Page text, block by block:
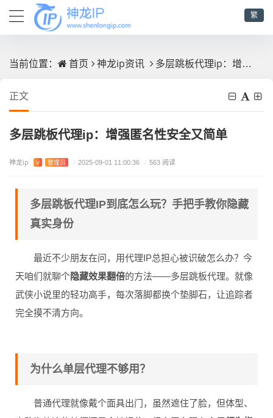
繁
当前位置： 首页 神龙ip资讯 多层跳板代理ip：增强匿名性安全又简单
正文
多层跳板代理ip：增强匿名性安全又简单
神龙ip V 管理员 / 2025-09-01 11:00:36 / 563 阅读
多层跳板代理IP到底怎么玩？手把手教你隐藏
真实身份
最近不少朋友在问，用代理IP总担心被识破怎么办？今
天咱们就聊个隐藏效果翻倍的方法——多层跳板代理。就像
武侠小说里的轻功高手，每次落脚都换个垫脚石，让追踪者
完全摸不清方向。
为什么单层代理不够用？
普通代理就像戴个面具出门，虽然遮住了脸，但体型、